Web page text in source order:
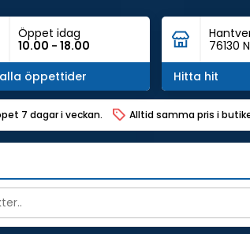
Öppet idag
10.00 - 18.00
alla öppettider
76130
Hitta hit
7 dagar i veckan. Alltid samma pris i